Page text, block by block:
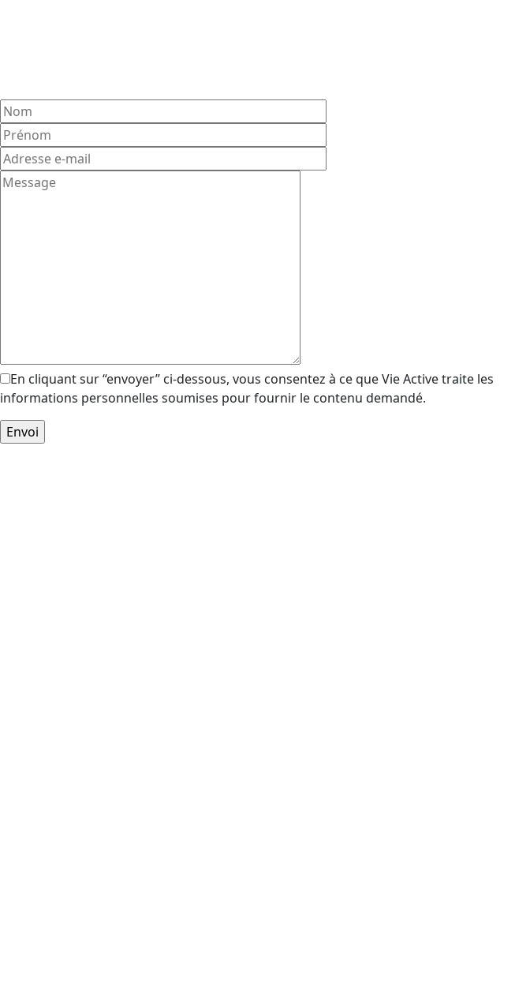
En cliquant sur “envoyer” ci-dessous, vous consentez à ce que Vie Active traite les
informations personnelles soumises pour fournir le contenu demandé.